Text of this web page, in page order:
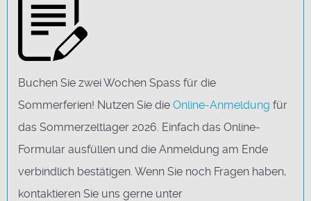
Buchen Sie zwei Wochen Spass für die
Sommerferien! Nutzen Sie die Online-Anmeldung für
das Sommerzeltlager 2026. Einfach das Online-
Formular ausfüllen und die Anmeldung am Ende
verbindlich bestätigen. Wenn Sie noch Fragen haben,
kontaktieren Sie uns gerne unter